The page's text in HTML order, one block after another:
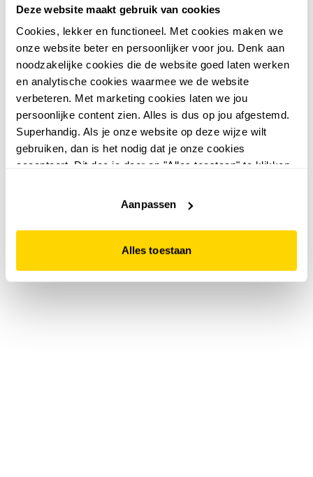
Deze website maakt gebruik van cookies
Cookies, lekker en functioneel. Met cookies maken we
onze website beter en persoonlijker voor jou. Denk aan
noodzakelijke cookies die de website goed laten werken
en analytische cookies waarmee we de website
verbeteren. Met marketing cookies laten we jou
persoonlijke content zien. Alles is dus op jou afgestemd.
Superhandig. Als je onze website op deze wijze wilt
gebruiken, dan is het nodig dat je onze cookies
accepteert. Dit doe je door op "Alles toestaan" te klikken.
website niet optimaal functioneert.
Aanpassen
Alles toestaan